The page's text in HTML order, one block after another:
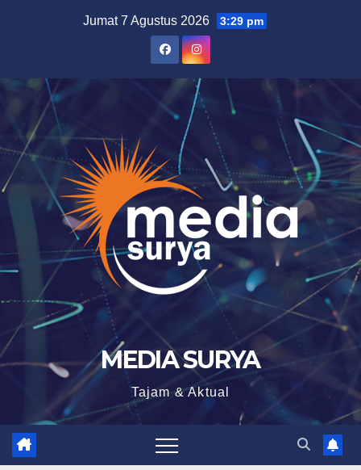
Jumat 7 Agustus 2026 3:29 pm
MEDIA SURYA
Tajam & Aktual